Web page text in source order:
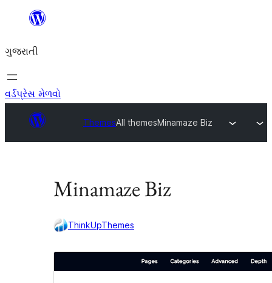
કંટેન્ટ(લખાણ)
જાઓ
ગુજરાતી
વર્ડપ્રેસ મેળવો
ThemesAll themesMinamaze Biz
Minamaze Biz
ThinkUpThemes